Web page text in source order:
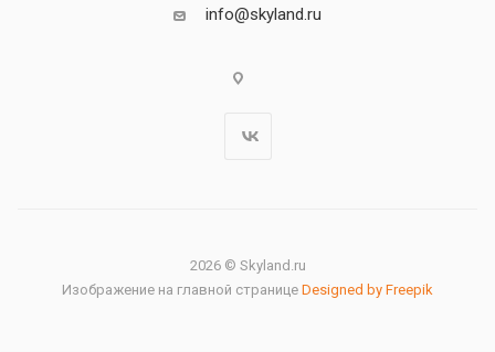
info@skyland.ru
2026 © Skyland.ru
Изображение на главной странице Designed by Freepik